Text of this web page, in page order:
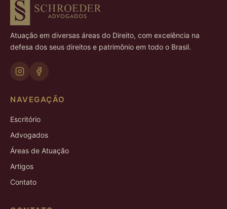
Atuação em diversas áreas do Direito, com excelência na
defesa dos seus direitos e patrimônio em todo o Brasil.
NAVEGAÇÃO
Escritório
Advogados
Áreas de Atuação
Artigos
Contato